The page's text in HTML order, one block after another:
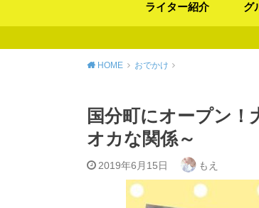
ライター紹介 グ
HOME おでかけ
国分町にオープン
オカな関係～
2019年6月15日 もえ